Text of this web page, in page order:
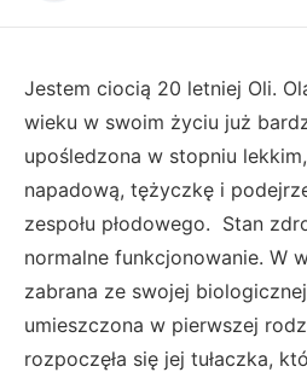
Jestem ciocią 20 letniej Oli.
wieku w swoim życiu już
upośledzona w stopniu
napadową, tężyczkę i
zespołu płodowego. Stan
normalne funkcjonowanie. W
zabrana ze swojej
umieszczona w pierwszej
rozpoczęła się jej tułaczka,